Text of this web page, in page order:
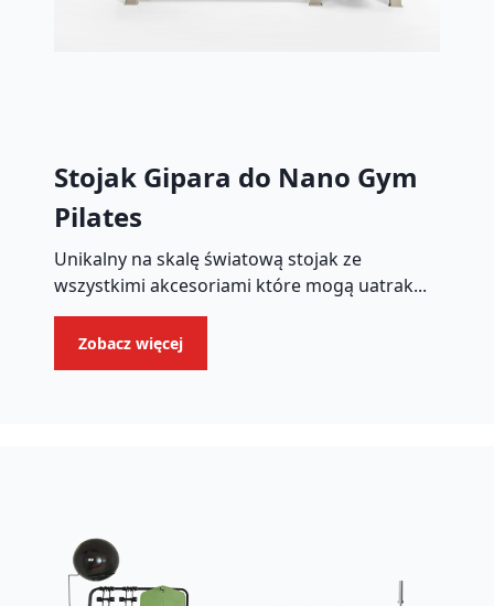
Stojak Gipara do Nano Gym
Pilates
Unikalny na skalę światową stojak ze
wszystkimi akcesoriami które mogą uatrak...
Zobacz więcej